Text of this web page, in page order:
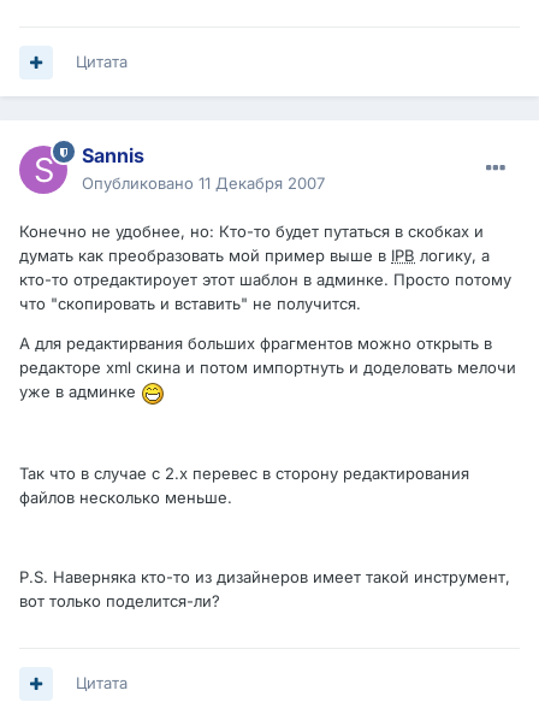
Цитата
Sannis
Опубликовано 11 Декабря 2007
Конечно не удобнее, но: Кто-то будет путаться в скобках и
думать как преобразовать мой пример выше в IPB логику, а
кто-то отредактироует этот шаблон в админке. Просто потому
что "скопировать и вставить" не получится.
А для редактирвания больших фрагментов можно открыть в
редакторе xml скина и потом импортнуть и доделовать мелочи
уже в админке
Так что в случае с 2.х перевес в сторону редактирования
файлов несколько меньше.
P.S. Наверняка кто-то из дизайнеров имеет такой инструмент,
вот только поделится-ли?
Цитата